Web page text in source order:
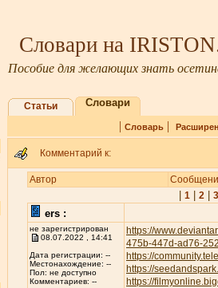
Словари на
Пособие для желающих знать
Статьи Словари
| Словарь|
Комментарий к:
Автор
1| 2| 3
ers :
не зарегистрирован
08.07.2022 , 14:41
Дата регистрации: --
Местонахождение: --
Пол: не доступно
Комментариев: --
https://
475b-447d-ad76-
https://
https://
https://